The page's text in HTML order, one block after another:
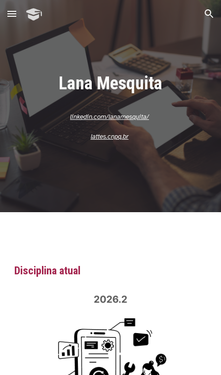
Skip to main content Skip to navigation
Lana Mesquita
linkedin.com/lanamesquita/
lattes.cnpq.br
Disciplina atua